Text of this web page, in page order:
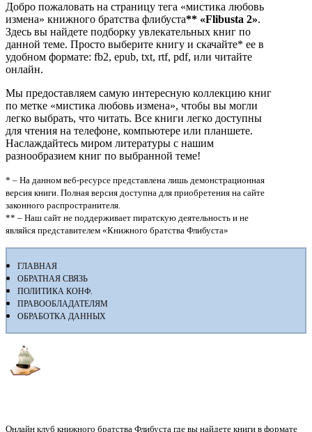
Добро пожаловать на страницу тега «мистика любовь
измена» книжного братства флибуста** «Flibusta 2».
Здесь вы найдете подборку увлекательных книг по
данной теме. Просто выберите книгу и скачайте* ее в
удобном формате: fb2, epub, txt, rtf, pdf, или читайте
онлайн.
Мы предоставляем самую интересную коллекцию книг
по метке «мистика любовь измена», чтобы вы могли
легко выбрать, что читать. Все книги легко доступны
для чтения на телефоне, компьютере или планшете.
Наслаждайтесь миром литературы с нашим
разнообразием книг по выбранной теме!
* – На данном веб-ресурсе представлена лишь демонстрационная
версия книги. Полная версия доступна для приобретения на сайте
законного распространителя.
** – Наш сайт не поддерживает пиратскую деятельность и не
являйся представителем «Книжного братства Флибуста»
ГЛАВНАЯ
ОБРАТНАЯ СВЯЗЬ
ПОЛИТИКА КОНФ.
ПРАВООБЛАДАТЕЛЯМ
ОБРАБОТКА ДАННЫХ
Онлайн клуб книжного братства Флибуста где вы найдете книги в формате